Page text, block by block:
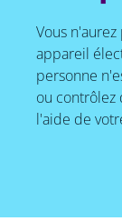
Vous
appareil
personne
ou contrôlez
l'aide de